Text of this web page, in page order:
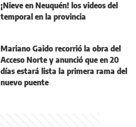
¡Nieve en Neuquén! los videos del
temporal en la provincia
Mariano Gaido recorrió la obra del
Acceso Norte y anunció que en 20
días estará lista la primera rama del
nuevo puente